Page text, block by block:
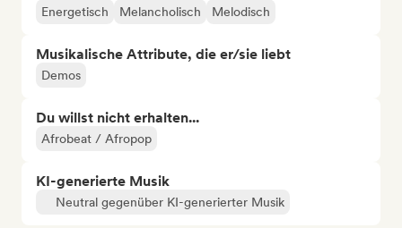
Energetisch Melancholisch Melodisch
Musikalische Attribute, die er/sie liebt
Demos
Du willst nicht erhalten...
Afrobeat / Afropop
KI-generierte Musik
Neutral gegenüber KI-generierter Musik